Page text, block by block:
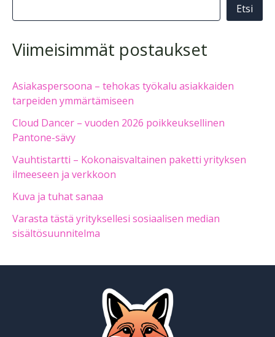
Etsi
Viimeisimmät postaukset
Asiakaspersoona – tehokas työkalu asiakkaiden
tarpeiden ymmärtämiseen
Cloud Dancer – vuoden 2026 poikkeuksellinen
Pantone-sävy
Vauhtistartti – Kokonaisvaltainen paketti yrityksen
ilmeeseen ja verkkoon
Kuva ja tuhat sanaa
Varasta tästä yrityksellesi sosiaalisen median
sisältösuunnitelma